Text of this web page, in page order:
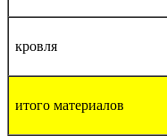
кровля
итого материалов